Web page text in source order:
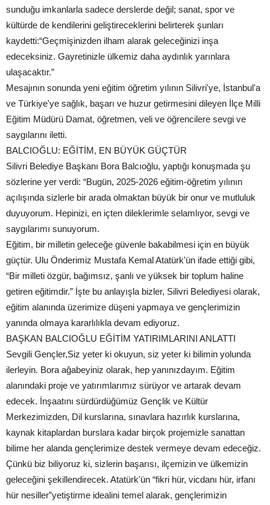
sunduğu imkanlarla sadece derslerde değil; sanat, spor ve
kültürde de kendilerini geliştireceklerini belirterek şunları
kaydetti:“Geçmişinizden ilham alarak geleceğinizi inşa
edeceksiniz. Gayretinizle ülkemiz daha aydınlık yarınlara
ulaşacaktır.”
Mesajının sonunda yeni eğitim öğretim yılının Silivri'ye, İstanbul'a
ve Türkiye'ye sağlık, başarı ve huzur getirmesini dileyen İlçe Milli
Eğitim Müdürü Damat, öğretmen, veli ve öğrencilere sevgi ve
saygılarını iletti.
BALCIOĞLU: EĞİTİM, EN BÜYÜK GÜÇTÜR
Silivri Belediye Başkanı Bora Balcıoğlu, yaptığı konuşmada şu
sözlerine yer verdi: “Bugün, 2025-2026 eğitim-öğretim yılının
açılışında sizlerle bir arada olmaktan büyük bir onur ve mutluluk
duyuyorum. Hepinizi, en içten dileklerimle selamlıyor, sevgi ve
saygılarımı sunuyorum.
Eğitim, bir milletin geleceğe güvenle bakabilmesi için en büyük
güçtür. Ulu Önderimiz Mustafa Kemal Atatürk'ün ifade ettiği gibi,
“Bir milleti özgür, bağımsız, şanlı ve yüksek bir toplum haline
getiren eğitimdir.” İşte bu anlayışla bizler, Silivri Belediyesi olarak,
eğitim alanında üzerimize düşeni yapmaya ve gençlerimizin
yanında olmaya kararlılıkla devam ediyoruz.
BAŞKAN BALCIOĞLU EĞİTİM YATIRIMLARINI ANLATTI
Sevgili Gençler,Siz yeter ki okuyun, siz yeter ki bilimin yolunda
ilerleyin. Bora ağabeyiniz olarak, hep yanınızdayım. Eğitim
alanındaki proje ve yatırımlarımız sürüyor ve artarak devam
edecek. İnşaatını sürdürdüğümüz Gençlik ve Kültür
Merkezimizden, Dil kurslarına, sınavlara hazırlık kurslarına,
kaynak kitaplardan burslara kadar birçok projemizle sanattan
bilime her alanda gençlerimize destek vermeye devam edeceğiz.
Çünkü biz biliyoruz ki, sizlerin başarısı, ilçemizin ve ülkemizin
geleceğini şekillendirecek. Atatürk'ün “fikri hür, vicdanı hür, irfanı
hür nesiller”yetiştirme idealini temel alarak, gençlerimizin